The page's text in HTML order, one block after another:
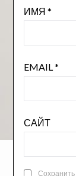
ИМЯ *
EMAIL *
САЙТ
Сохранить